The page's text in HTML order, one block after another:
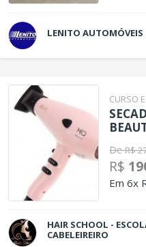
LENITO AUTOMÓVEIS
CURSO
DeR$
R$
Em 6x
HAIR SCHOOL -
CABELEIREIRO